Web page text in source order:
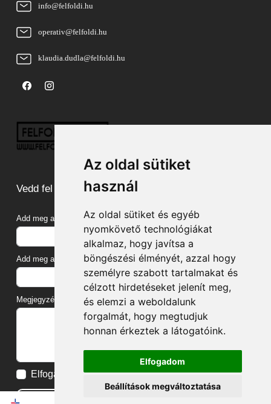
Az oldal sütiket
használ
Az oldal sütiket és egyéb
nyomkövető technológiákat
alkalmaz, hogy javítsa a
böngészési élményét, azzal hogy
személyre szabott tartalmakat és
célzott hirdetéseket jelenít meg,
és elemzi a weboldalunk
forgalmát, hogy megtudjuk
honnan érkeztek a látogatóink.
Elfogadom
Beállítások megváltoztatása
info@felfoldi.hu
operativ@felfoldi.hu
klaudia.dudla@felfoldi.hu
Vedd fel velünk a kapcsolatot
Add meg a neved
Add meg az e-mail címed
Megjegyzés, üzenet
Elfogadom azAdatvédelmi tájékoztatót